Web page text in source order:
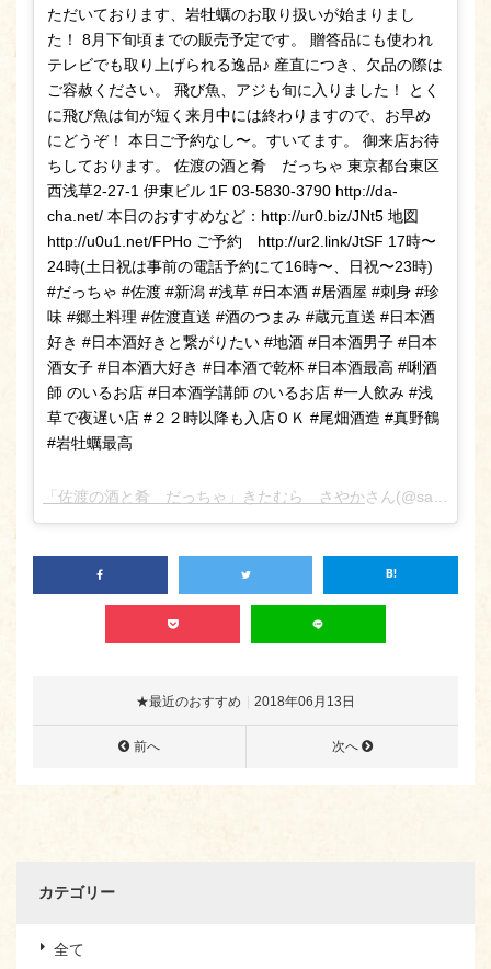
ただいております、岩牡蠣のお取り扱いが始まりまし
た！ 8月下旬頃までの販売予定です。 贈答品にも使われ
テレビでも取り上げられる逸品♪ 産直につき、欠品の際は
ご容赦ください。 飛び魚、アジも旬に入りました！ とく
に飛び魚は旬が短く来月中には終わりますので、お早め
にどうぞ！ 本日ご予約なし〜。すいてます。 御来店お待
ちしております。 佐渡の酒と肴 だっちゃ 東京都台東区
西浅草2-27-1 伊東ビル 1F 03-5830-3790 http://da-
cha.net/ 本日のおすすめなど：http://ur0.biz/JNt5 地図
http://u0u1.net/FPHo ご予約 http://ur2.link/JtSF 17時〜
24時(土日祝は事前の電話予約にて16時〜、日祝〜23時)
#だっちゃ #佐渡 #新潟 #浅草 #日本酒 #居酒屋 #刺身 #珍
味 #郷土料理 #佐渡直送 #酒のつまみ #蔵元直送 #日本酒
好き #日本酒好きと繋がりたい #地酒 #日本酒男子 #日本
酒女子 #日本酒大好き #日本酒で乾杯 #日本酒最高 #唎酒
師 のいるお店 #日本酒学講師 のいるお店 #一人飲み #浅
草で夜遅い店 #２２時以降も入店ＯＫ #尾畑酒造 #真野鶴
#岩牡蠣最高
「佐渡の酒と肴 だっちゃ」きたむら さやかさん(@sado_daccha_sa_ya_ka_)がシェアした投稿 –
★最近のおすすめ 2018年06月13日
前へ 次へ
カテゴリー
全て